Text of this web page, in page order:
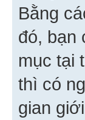
Bằng
đó, bạn
mục tại
thì có
gian